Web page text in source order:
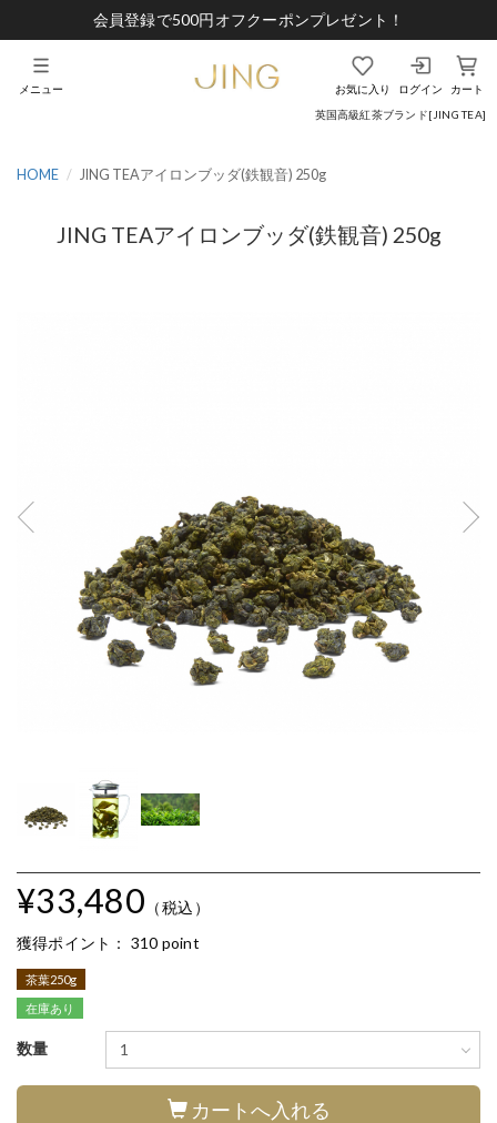
会員登録で500円オフクーポンプレゼント！
英国高級紅茶ブランド[JING TEA]
お気に入り ログイン カート
メニュー
HOME JING TEAアイロンブッダ(鉄観音) 250g
JING TEAアイロンブッダ(鉄観音) 250g
¥33,480 （税込）
獲得ポイント： 310 point
茶葉250g
在庫あり
数量
カートへ入れる